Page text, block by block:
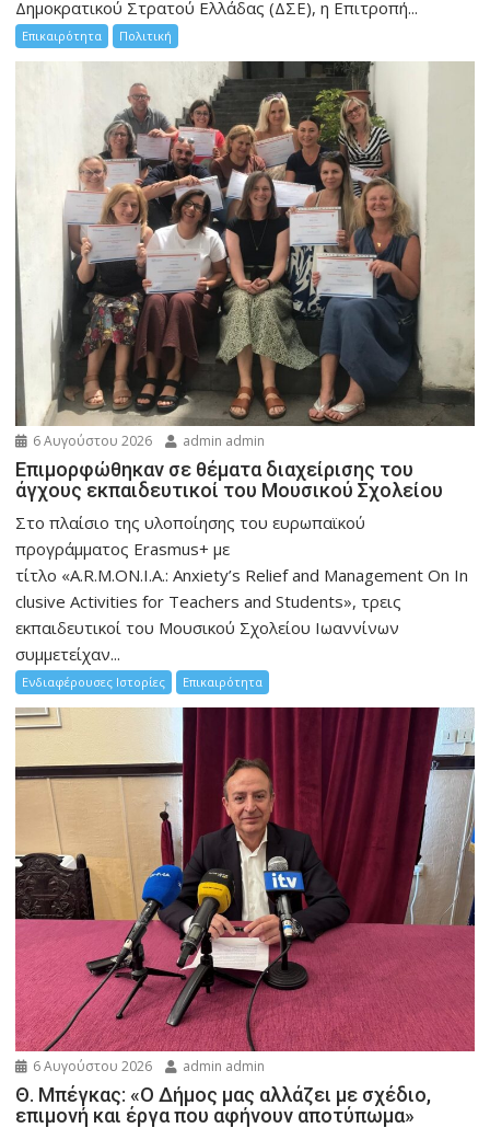
Δημοκρατικού Στρατού Ελλάδας (ΔΣΕ), η Επιτροπή...
Επικαιρότητα Πολιτική
6 Αυγούστου 2026 admin admin
Eπιμορφώθηκαν σε θέματα διαχείρισης του
άγχους εκπαιδευτικοί του Μουσικού Σχολείου
Στο πλαίσιο της υλοποίησης του ευρωπαϊκού
προγράμματος Erasmus+ με
τίτλο «A.R.M.ON.I.A.: Anxiety’s Relief and Management On In
clusive Activities for Teachers and Students», τρεις
εκπαιδευτικοί του Μουσικού Σχολείου Ιωαννίνων
συμμετείχαν...
Ενδιαφέρουσες Ιστορίες Επικαιρότητα
6 Αυγούστου 2026 admin admin
Θ. Μπέγκας: «Ο Δήμος μας αλλάζει με σχέδιο,
επιμονή και έργα που αφήνουν αποτύπωμα»